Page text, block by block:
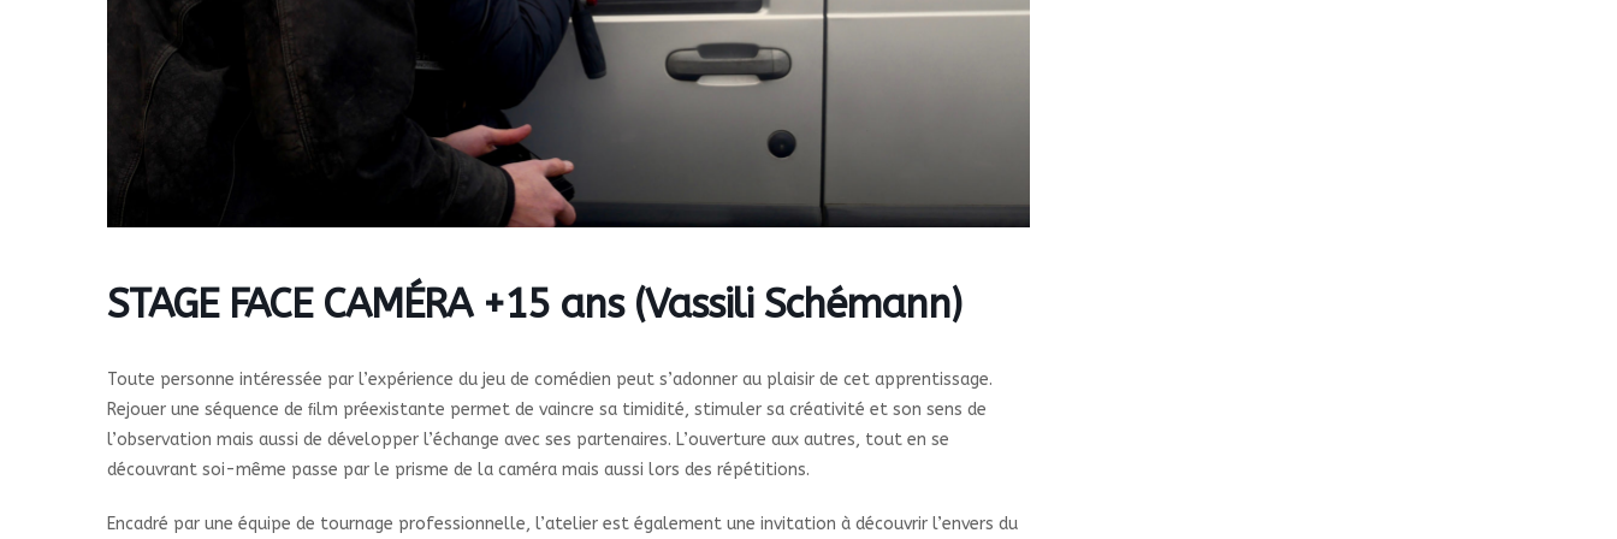
STAGE FACE CAMÉRA +15 ans (Vassili Schémann)
Toute personne intéressée par l’expérience du jeu de comédien peut s’adonner au plaisir de cet apprentissage.
Rejouer une séquence de ﬁlm préexistante permet de vaincre sa timidité, stimuler sa créativité et son sens de
l’observation mais aussi de développer l’échange avec ses partenaires. L’ouverture aux autres, tout en se
découvrant soi-même passe par le prisme de la caméra mais aussi lors des répétitions.
Encadré par une équipe de tournage professionnelle, l’atelier est également une invitation à découvrir l’envers du